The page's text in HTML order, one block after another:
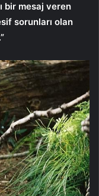
bir mesaj veren
sorunları olan